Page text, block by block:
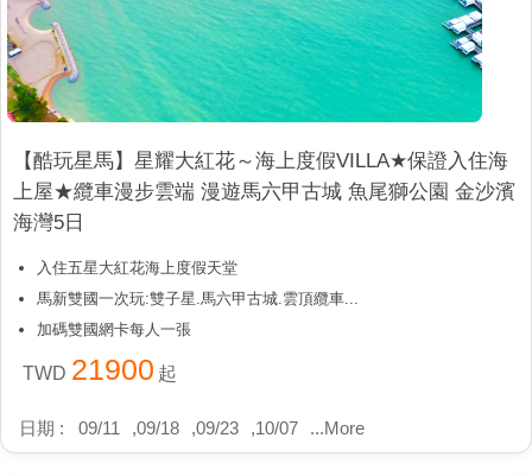
【酷玩星馬】星耀大紅花～海上度假VILLA★保證入住海
上屋★纜車漫步雲端 漫遊馬六甲古城 魚尾獅公園 金沙濱
海灣5日
入住五星大紅花海上度假天堂
馬新雙國一次玩:雙子星.馬六甲古城.雲頂纜車...
加碼雙國網卡每人一張
TWD 21900 起
日期 : 09/11 ,09/18 ,09/23 ,10/07 ...More